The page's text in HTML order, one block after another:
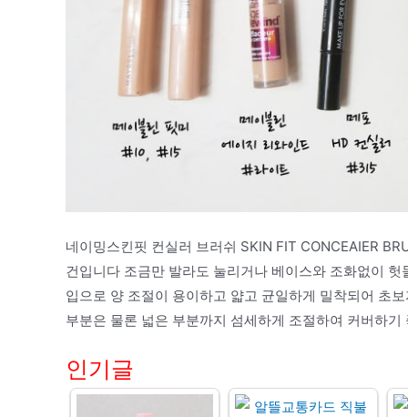
네이밍스킨핏 컨실러 브러쉬 SKIN FIT CONCEAIER
건입니다 조금만 발라도 눌리거나 베이스와 조화없이
입으로 양 조절이 용이하고 얇고 균일하게 밀착되어 초
부분은 물론 넓은 부분까지 섬세하게 조절하여 커버하기
인기글